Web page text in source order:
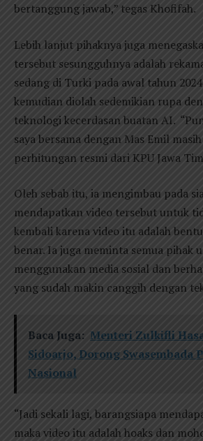
bertanggung jawab,” tegas Khofifah.
Lebih lanjut pihaknya juga
tersebut sesungguhnya adalah
sedang di Turki pada awal tahun
kemudian diolah sedemikian rupa
teknologi kecerdasan buatan AI.
saya bersama dengan Mas Emil
perhitungan resmi dari KPU Jawa
Oleh sebab itu, ia mengimbau pada
mendapatkan video tersebut untuk
kembali karena video itu adalah
benar. Ia juga meminta semua pihak
menggunakan media sosial dan
yang sudah makin canggih dengan
Baca Juga: Menteri Zulkifli
Sidoarjo, Dorong Swasembada
Nasional
“Jadi sekali lagi, barangsiapa
maka video itu adalah hoaks dan